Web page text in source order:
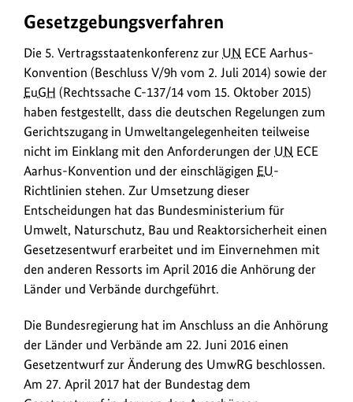
L
i
n
k
s
Gesetzgebungsverfahren
Die 5. Vertragsstaatenkonferenz zur UN ECE Aarhus-
Konvention (Beschluss V/9h vom 2. Juli 2014) sowie der
EuGH (Rechtssache C-137/14 vom 15. Oktober 2015)
haben festgestellt, dass die deutschen Regelungen zum
Gerichtszugang in Umweltangelegenheiten teilweise
nicht im Einklang mit den Anforderungen der UN ECE
Aarhus-Konvention und der einschlägigen EU-
Richtlinien stehen. Zur Umsetzung dieser
Entscheidungen hat das Bundesministerium für
Umwelt, Naturschutz, Bau und Reaktorsicherheit einen
Gesetzesentwurf erarbeitet und im Einvernehmen mit
den anderen Ressorts im April 2016 die Anhörung der
Länder und Verbände durchgeführt.
Die Bundesregierung hat im Anschluss an die Anhörung
der Länder und Verbände am 22. Juni 2016 einen
Gesetzentwurf zur Änderung des UmwRG beschlossen.
Am 27. April 2017 hat der Bundestag dem